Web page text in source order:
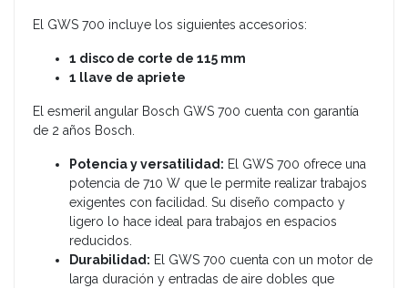
El GWS 700 incluye los siguientes accesorios:
1 disco de corte de 115 mm
1 llave de apriete
El esmeril angular Bosch GWS 700 cuenta con garantía
de 2 años Bosch.
Potencia y versatilidad: El GWS 700 ofrece una
potencia de 710 W que le permite realizar trabajos
exigentes con facilidad. Su diseño compacto y
ligero lo hace ideal para trabajos en espacios
reducidos.
Durabilidad: El GWS 700 cuenta con un motor de
larga duración y entradas de aire dobles que